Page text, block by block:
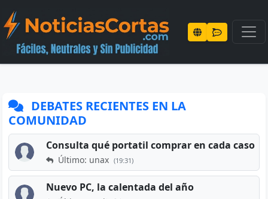
DEBATES RECIENTES EN LA
COMUNIDAD
Consulta qué portatil comprar en cada caso
Último: unax (19:31)
Nuevo PC, la calentada del año